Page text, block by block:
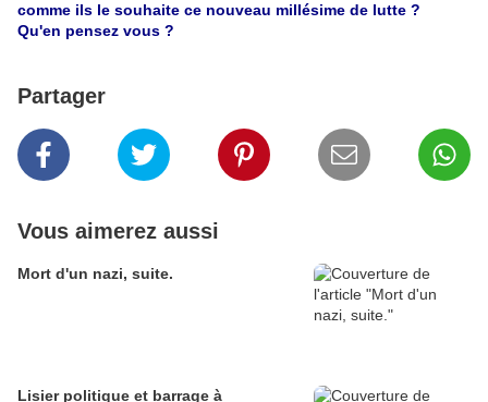
comme ils le souhaite ce nouveau millésime de lutte ?
Qu'en pensez vous ?
Partager
Vous aimerez aussi
Mort d'un nazi, suite.
Lisier politique et barrage à